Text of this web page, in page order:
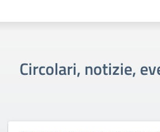
Circolari, notizie,